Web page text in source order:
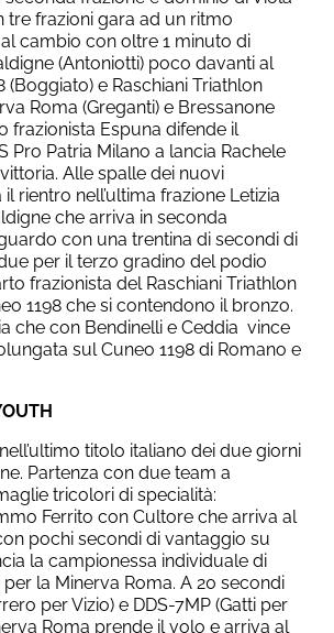
tre frazioni gara ad un ritmo
cambio con oltre 1 minuto di
(Antoniotti) poco davanti al
(Boggiato) e Raschiani Triathlon
Roma (Greganti) e Bressanone
frazionista Espuna difende il
Pro Patria Milano a lancia Rachele
Alle spalle dei nuovi
rientro nell’ultima frazione Letizia
che arriva in seconda
con una trentina di secondi di
per il terzo gradino del podio
frazionista del Raschiani Triathlon
1198 che si contendono il bronzo.
che con Bendinelli e Ceddia vince
sul Cuneo 1198 di Romano e
titolo italiano dei due giorni
Partenza con due team a
tricolori di specialità:
Ferrito con Cultore che arriva al
pochi secondi di vantaggio su
la campionessa individuale di
la Minerva Roma. A 20 secondi
per Vizio) e DDS-7MP (Gatti per
Roma prende il volo e arriva al